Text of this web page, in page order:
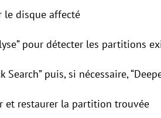
le disque affecté
pour détecter les partitions
Search” puis, si nécessaire,
et restaurer la partition trouvée